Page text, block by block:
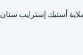
أستيك إسترايب ستان